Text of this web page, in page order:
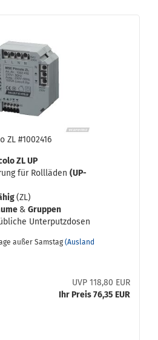
ZL #1002416
ZL UP
für Roll­lä­den (UP-​
(ZL)
& Grup­pen
Un­ter­putz­do­sen
außer Samstag (Ausland
UVP 118,80 EUR
Ihr Preis 76,35 EUR